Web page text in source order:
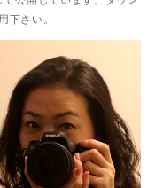
下さい。